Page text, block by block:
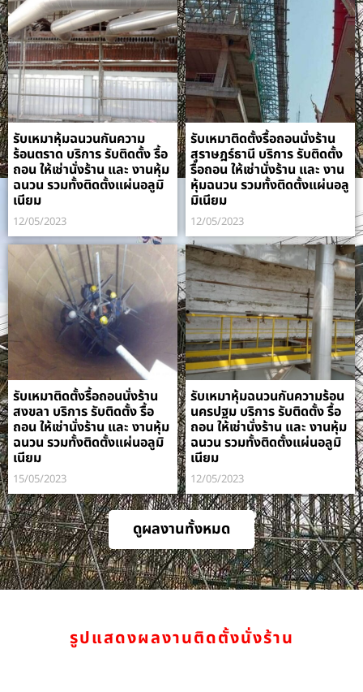
รับเหมาหุ้มฉนวนกันความ
ร้อนตราด บริการ รับติดตั้ง รื้อ
ถอน ให้เช่านั่งร้าน และ งานหุ้ม
ฉนวน รวมทั้งติดตั้งแผ่นอลูมิ
เนียม
12/05/2023
รับเหมาติดตั้งรื้อถอนนั่งร้าน
สุราษฎร์ธานี บริการ รับติดตั้ง
รื้อถอน ให้เช่านั่งร้าน และ งาน
หุ้มฉนวน รวมทั้งติดตั้งแผ่นอลู
มิเนียม
12/05/2023
รับเหมาติดตั้งรื้อถอนนั่งร้าน
สงขลา บริการ รับติดตั้ง รื้อ
ถอน ให้เช่านั่งร้าน และ งานหุ้ม
ฉนวน รวมทั้งติดตั้งแผ่นอลูมิ
เนียม
15/05/2023
รับเหมาหุ้มฉนวนกันความร้อน
นครปฐม บริการ รับติดตั้ง รื้อ
ถอน ให้เช่านั่งร้าน และ งานหุ้ม
ฉนวน รวมทั้งติดตั้งแผ่นอลูมิ
เนียม
12/05/2023
ดูผลงานทั้งหมด
รูปแสดงผลงานติดตั้งนั่งร้าน